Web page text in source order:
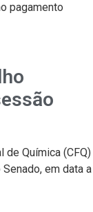
pagamento
de Química (CFQ)
em data a